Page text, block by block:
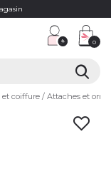
0
et coiffure Attaches et